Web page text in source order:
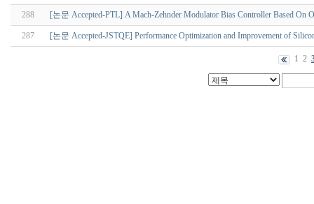
288 [논문 Accepted-PTL] A Mach-Zehnder Modulator Bias Controller Based On
287 [논문 Accepted-JSTQE] Performance Optimization and Improvement of
1 2